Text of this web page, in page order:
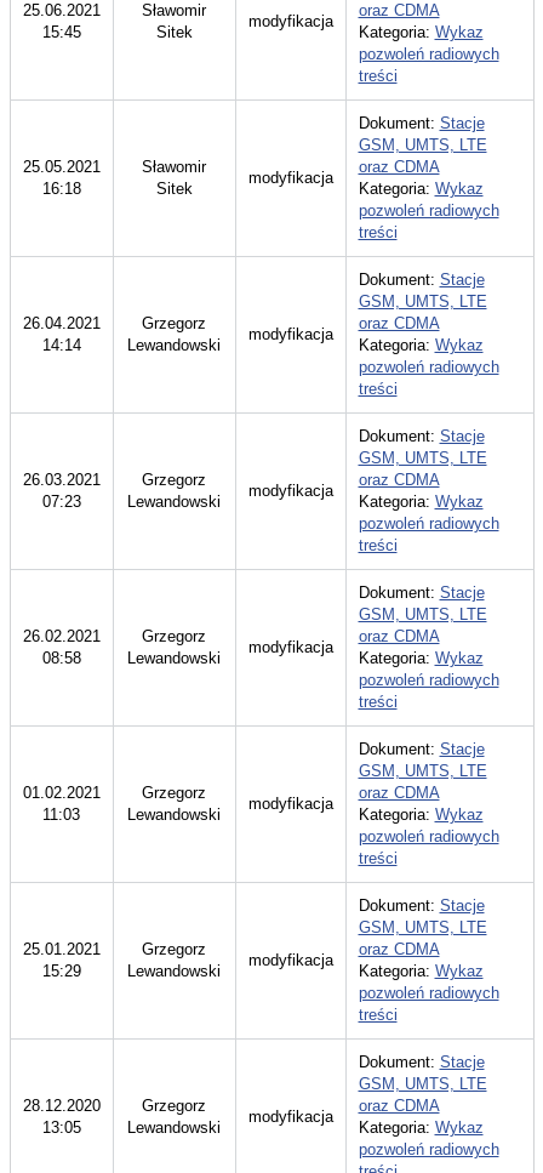
25.06.2021
15:45
Sławomir
Sitek
modyfikacja
oraz CDMA
Kategoria: Wykaz
pozwoleń radiowych
treści
25.05.2021
16:18
Sławomir
Sitek
modyfikacja
Dokument: Stacje
GSM, UMTS, LTE
oraz CDMA
Kategoria: Wykaz
pozwoleń radiowych
treści
26.04.2021
14:14
Grzegorz
Lewandowski
modyfikacja
Dokument: Stacje
GSM, UMTS, LTE
oraz CDMA
Kategoria: Wykaz
pozwoleń radiowych
treści
26.03.2021
07:23
Grzegorz
Lewandowski
modyfikacja
Dokument: Stacje
GSM, UMTS, LTE
oraz CDMA
Kategoria: Wykaz
pozwoleń radiowych
treści
26.02.2021
08:58
Grzegorz
Lewandowski
modyfikacja
Dokument: Stacje
GSM, UMTS, LTE
oraz CDMA
Kategoria: Wykaz
pozwoleń radiowych
treści
01.02.2021
11:03
Grzegorz
Lewandowski
modyfikacja
Dokument: Stacje
GSM, UMTS, LTE
oraz CDMA
Kategoria: Wykaz
pozwoleń radiowych
treści
25.01.2021
15:29
Grzegorz
Lewandowski
modyfikacja
Dokument: Stacje
GSM, UMTS, LTE
oraz CDMA
Kategoria: Wykaz
pozwoleń radiowych
treści
28.12.2020
13:05
Grzegorz
Lewandowski
modyfikacja
Dokument: Stacje
GSM, UMTS, LTE
oraz CDMA
Kategoria: Wykaz
pozwoleń radiowych